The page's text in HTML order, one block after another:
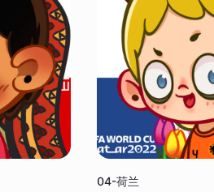
04-荷兰